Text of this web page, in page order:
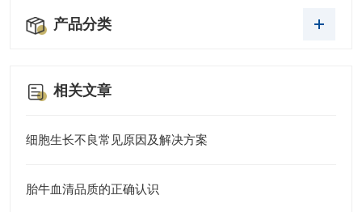
• 肺 产品分类
相关文章
细胞生长不良常见原因及解决方案
胎牛血清品质的正确认识